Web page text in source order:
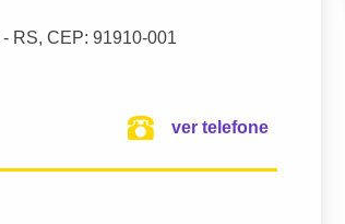
- RS, CEP: 91910-001
ver telefone